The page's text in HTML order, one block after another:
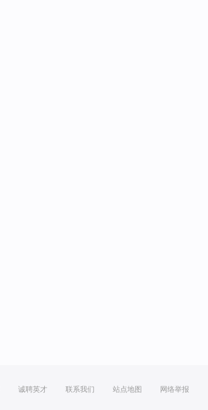
诚聘英才 联系我们 站点地图 网络举报